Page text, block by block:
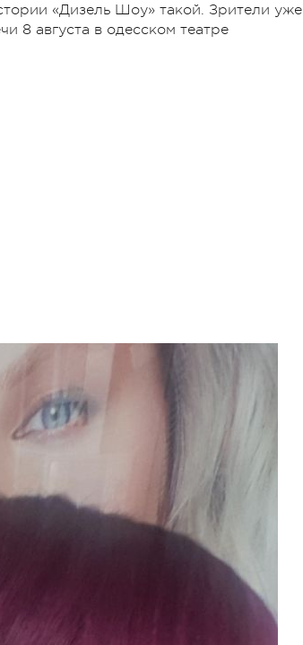
«Дизель Шоу» такой. Зрители уже
8 августа в одесском театре